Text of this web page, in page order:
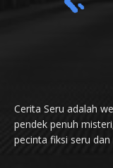
Cerita Seru adalah
pendek penuh
pecinta fiksi seru